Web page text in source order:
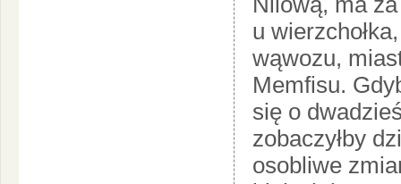
u
wąwozu,
Memfisu.
się o
zobaczyłby
osobliwe